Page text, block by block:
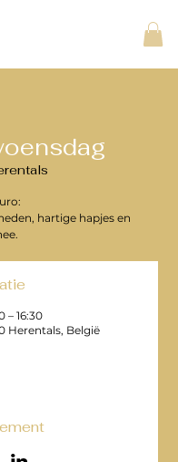
hartige hapjes en
– 16:30
Herentals, België